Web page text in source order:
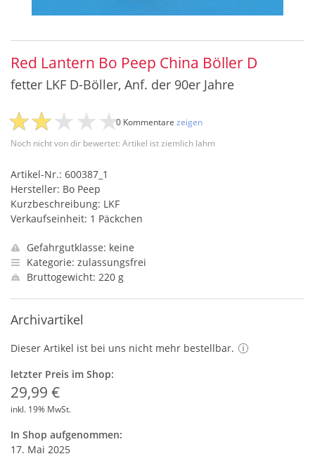
Red Lantern Bo Peep China Böller D
fetter LKF D-Böller, Anf. der 90er Jahre
Noch nicht von dir bewertet: Artikel ist ziemlich lahm
0 Kommentare zeigen
Artikel-Nr.: 600387_1
Hersteller: Bo Peep
Kurzbeschreibung: LKF
Verkaufseinheit: 1 Päckchen
Gefahrgutklasse: keine
Kategorie: zulassungsfrei
Bruttogewicht: 220 g
Archivartikel
Dieser Artikel ist bei uns nicht mehr bestellbar.
letzter Preis im Shop:
29,99 €
inkl. 19% MwSt.
In Shop aufgenommen:
17. Mai 2025